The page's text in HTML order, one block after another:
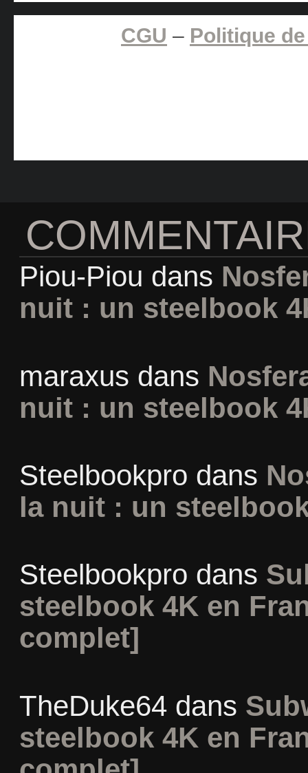
CGU – Politique
Piou-Piou dans
nuit : un steelbook
maraxus dans
nuit : un steelbook
Steelbookpro dans
la nuit : un
Steelbookpro dans
steelbook 4K en
complet]
TheDuke64dans
steelbook 4K en